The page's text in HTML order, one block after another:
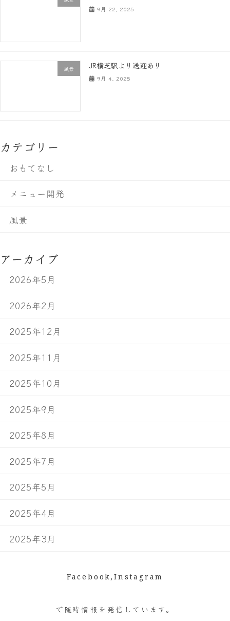
9月 22, 2025
風景 JR横芝駅より送迎あり
9月 4, 2025
カテゴリー
おもてなし
メニュー開発
風景
アーカイブ
2026年5月
2026年2月
2025年12月
2025年11月
2025年10月
2025年9月
2025年8月
2025年7月
2025年5月
2025年4月
2025年3月
Facebook,Instagram
で随時情報を発信しています。